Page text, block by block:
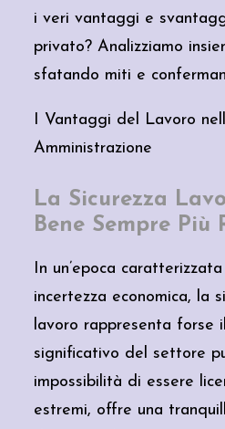
i veri vantaggi e
privato? Analizziamo
sfatando miti e
I Vantaggi del Lavoro
Amministrazione
La Sicurezza
Bene Sempre Più
In un’epoca
incertezza economica, la
lavoro rappresenta forse
significativo del settore
impossibilità di essere
estremi, offre una